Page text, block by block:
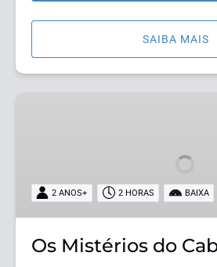
SAIBA MAIS
2 ANOS+ 2 HORAS BAIXA
Os Mistérios do